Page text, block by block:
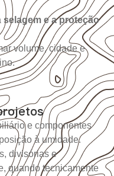
selagem e a proteção
volume, cidade e
e componentes
à umidade.
divisórias e
quando tecnicamente